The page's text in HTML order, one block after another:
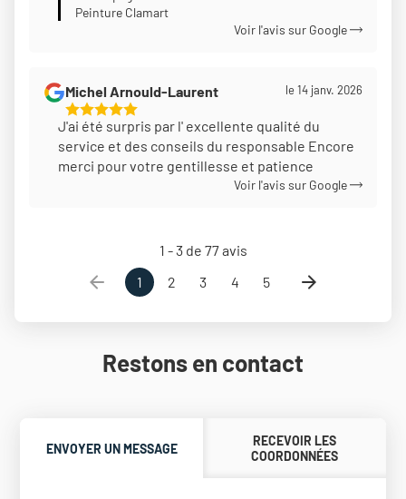
Peinture Clamart
Voir l'avis sur Google
Michel Arnould-Laurent
5
Étoiles
Sur
5
le 14 janv. 2026
J'ai été surpris par l' excellente qualité du
service et des conseils du responsable Encore
merci pour votre gentillesse et patience
Voir l'avis sur Google
1 - 3 de 77 avis
1
2 3 4 5
Restons en contact
ENVOYER UN MESSAGE
RECEVOIR LES
COORDONNÉES